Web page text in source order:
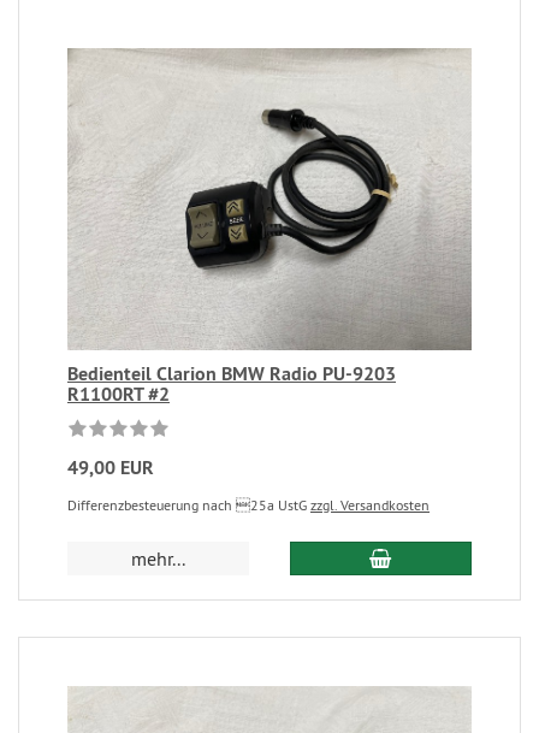
Bedienteil Clarion BMW Radio PU-9203
R1100RT #2
49,00 EUR
Differenzbesteuerung nach 25a UstG zzgl. Versandkosten
mehr...